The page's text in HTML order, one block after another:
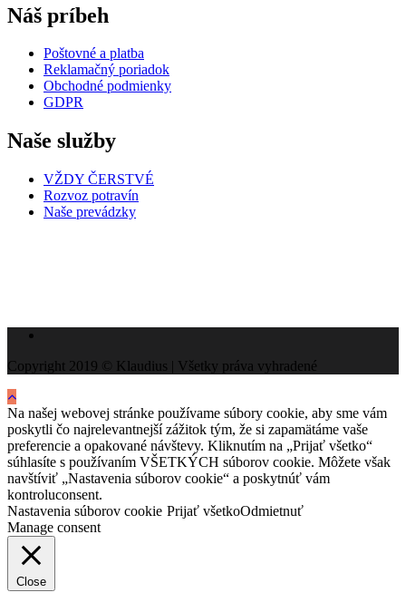
Náš príbeh
Poštovné a platba
Reklamačný poriadok
Obchodné podmienky
GDPR
Naše služby
VŽDY ČERSTVÉ
Rozvoz potravín
Naše prevádzky
Copyright 2019 © Klaudius | Všetky práva vyhradené
Na našej webovej stránke používame súbory cookie, aby sme vám
poskytli čo najrelevantnejší zážitok tým, že si zapamätáme vaše
preferencie a opakované návštevy. Kliknutím na „Prijať všetko“
súhlasíte s používaním VŠETKÝCH súborov cookie. Môžete však
navštíviť „Nastavenia súborov cookie“ a poskytnúť vám
kontroluconsent.
Nastavenia súborov cookie Prijať všetkoOdmietnuť
Manage consent
Close